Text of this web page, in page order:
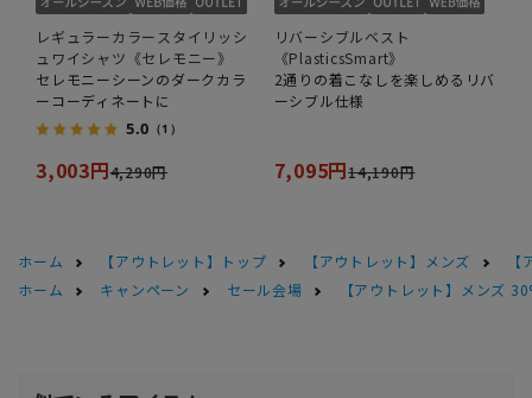
レギュラーカラースタイリッシ
ュワイシャツ《セレモニー》
セレモニーシーンのダークカラ
ーコーディネートに
5.0 （1）
3,003円4,290円
リバーシブルベスト
《PlasticsSmart》
2通りの着こなしを楽しめるリバ
ーシブル仕様
7,095円14,190円
ホーム 【アウトレット】トップ 【アウトレット】メンズ
ホーム
キャンペーン セール会場 【アウトレット】メンズ